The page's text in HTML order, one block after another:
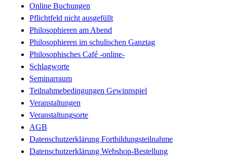
Online Buchungen
Pflichtfeld nicht ausgefüllt
Philosophieren am Abend
Philosophieren im schulischen Ganztag
Philosophisches Café -online-
Schlagworte
Seminarraum
Teilnahmebedingungen Gewinnspiel
Veranstaltungen
Veranstaltungsorte
AGB
Datenschutzerklärung Fortbildungsteilnahme
Datenschutzerklärung Webshop-Bestellung